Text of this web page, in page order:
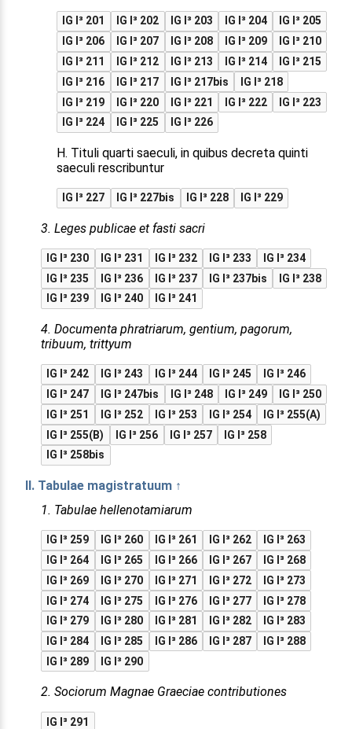
IG I³ 201 IG I³ 202 IG I³ 203 IG I³ 204
IG I³ 205
IG I³ 206
IG I³ 207 IG I³ 208 IG I³ 209
IG I³ 210
IG I³ 211
IG I³ 212 IG I³ 213 IG I³ 214
IG I³ 215
IG I³ 216
IG I³ 217 IG I³ 217bis
IG I³ 218
IG I³ 219
IG I³ 220 IG I³ 221 IG I³ 222
IG I³ 223
IG I³ 224
IG I³ 225 IG I³ 226
H. Tituli quarti saeculi, in quibus decreta quinti
saeculi rescribuntur
IG I³ 227 IG I³ 227bis IG I³ 228 IG I³ 229
3. Leges publicae et fasti sacri
IG I³ 230 IG I³ 231 IG I³ 232 IG I³ 233
IG I³ 234
IG I³ 235
IG I³ 236 IG I³ 237 IG I³ 237bis
IG I³ 238
IG I³ 239
IG I³ 240 IG I³ 241
4. Documenta phratriarum, gentium, pagorum,
tribuum, trittyum
IG I³ 242 IG I³ 243 IG I³ 244 IG I³ 245
IG I³ 246
IG I³ 247
IG I³ 247bis IG I³ 248 IG I³ 249
IG I³ 250
IG I³ 251
IG I³ 252 IG I³ 253 IG I³ 254
IG I³ 255(A)
IG I³ 255(B)
IG I³ 256 IG I³ 257
IG I³ 258
IG I³ 258bis
II. Tabulae magistratuum ↑
1. Tabulae hellenotamiarum
IG I³ 259 IG I³ 260 IG I³ 261 IG I³ 262
IG I³ 263
IG I³ 264
IG I³ 265 IG I³ 266 IG I³ 267
IG I³ 268
IG I³ 269
IG I³ 270 IG I³ 271 IG I³ 272
IG I³ 273
IG I³ 274
IG I³ 275 IG I³ 276 IG I³ 277
IG I³ 278
IG I³ 279
IG I³ 280 IG I³ 281 IG I³ 282
IG I³ 283
IG I³ 284
IG I³ 285 IG I³ 286 IG I³ 287
IG I³ 288
IG I³ 289
IG I³ 290
2. Sociorum Magnae Graeciae contributiones
IG I³ 291